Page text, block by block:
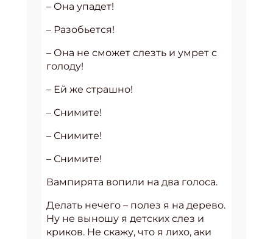
– Она упадет!
– Разобьется!
– Она не сможет слезть и умрет с
голоду!
– Ей же страшно!
– Снимите!
– Снимите!
– Снимите!
Вампирята вопили на два голоса.
Делать нечего – полез я на дерево.
Ну не выношу я детских слез и
криков. Не скажу, что я лихо, аки